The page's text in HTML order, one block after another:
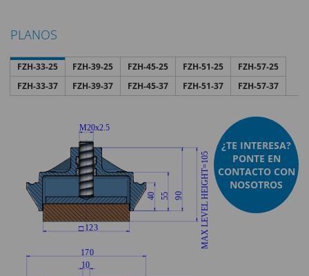
PLANOS
FZH-33-25 FZH-39-25 FZH-45-25 FZH-51-25
FZH-57-25
FZH-33-37
FZH-39-37 FZH-45-37 FZH-51-37 FZH-57-37
¿TE INTERESA?
PONTE EN
CONTACTO CON
NOSOTROS